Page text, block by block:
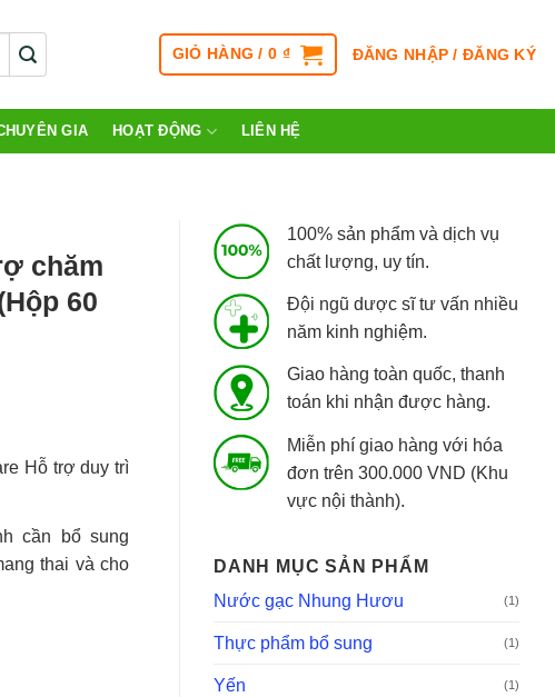
GIỎ HÀNG /0 ₫ ĐĂNG NHẬP / ĐĂNG KÝ
GIA HOẠT ĐỘNG LIÊN HỆ
100% sản phẩm và dịch vụ
chất lượng, uy tín.
Đội ngũ dược sĩ tư vấn nhiều
năm kinh nghiệm.
Giao hàng toàn quốc, thanh
toán khi nhận được hàng.
Miễn phí giao hàng với hóa
đơn trên 300.000 VND (Khu
vực nội thành).
DANH MỤC SẢN PHẨM
Nước gạc Nhung Hươu
(1)
Thực phẩm bổ sung (1)
Yến (1)
chăm
60
Hỗ trợ duy trì
cần bổ sung
thai và cho